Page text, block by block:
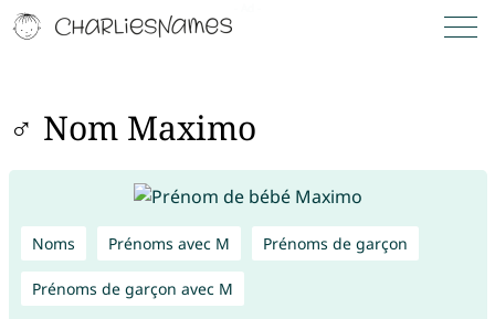
♂ Nom Maximo
Noms Prénoms avec M Prénoms de garçon
Prénoms de garçon avec M